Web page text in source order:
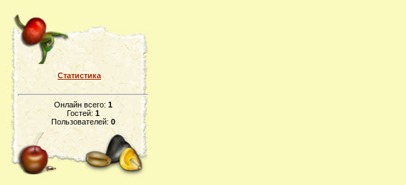
Статистика
Онлайн всего: 1
Гостей: 1
Пользователей: 0